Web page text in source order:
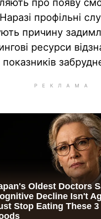
про появу
профільні
причину
ресурси